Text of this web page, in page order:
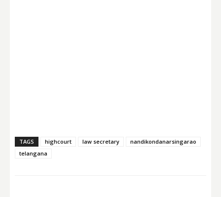
TAGS highcourt law secretary
nandikondanarsingarao
telangana